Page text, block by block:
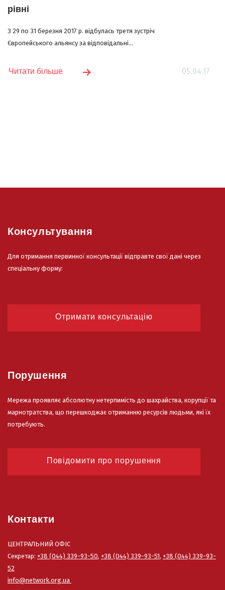
рівні
З 29 по 31 березня 2017 р. відбулась третя зустріч
Європейського альянсу за відповідальні...
05.04.17
Читати більше
Консультування
Для отримання первинної консультації відправте свої дані через
спеціальну форму:
Отримати консультацію
Порушення
Мережа проявляє абсолютну нетерпимість до шахрайства, корупції та
марнотратства, що перешкоджає отриманню ресурсів людьми, які їх
потребують.
Повідомити про порушення
Контакти
ЦЕНТРАЛЬНИЙ ОФІС
Секретар: +38 (044) 339-93-50, +38 (044) 339-93-51, +38 (044) 339-93-
52
info@network.org.ua